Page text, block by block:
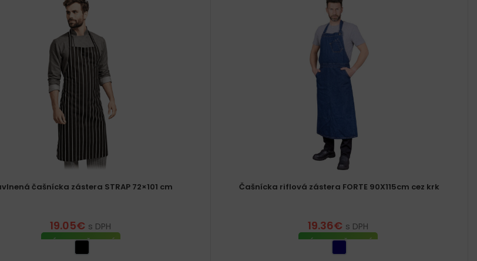
čašnícka zástera STRAP 72×101 cm
19.05€ s DPH
VÝBER MOŽNOSTÍ
Čašnícka riflová zástera FORTE 90X115cm cez krk
19.36€ s DPH
VÝBER MOŽNOSTÍ